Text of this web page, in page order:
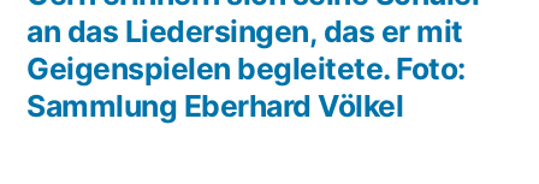
an das Liedersingen, das er mit
Geigenspielen begleitete. Foto:
Sammlung Eberhard Völkel